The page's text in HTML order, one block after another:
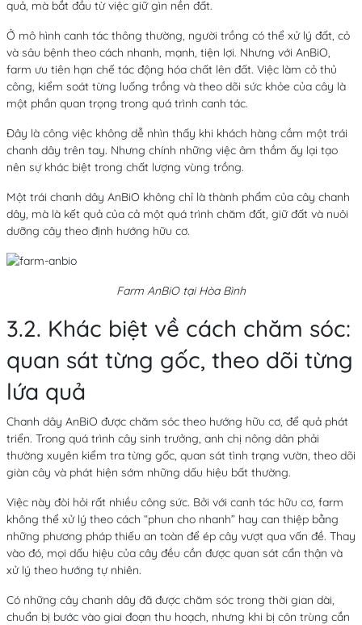
quả, mà bắt đầu từ việc giữ gìn nền đất.
Ở mô hình canh tác thông thường, người trồng có thể xử lý đất, cỏ
và sâu bệnh theo cách nhanh, mạnh, tiện lợi. Nhưng với AnBiO,
farm ưu tiên hạn chế tác động hóa chất lên đất. Việc làm cỏ thủ
công, kiểm soát từng luống trồng và theo dõi sức khỏe của cây là
một phần quan trọng trong quá trình canh tác.
Đây là công việc không dễ nhìn thấy khi khách hàng cầm một trái
chanh dây trên tay. Nhưng chính những việc âm thầm ấy lại tạo
nên sự khác biệt trong chất lượng vùng trồng.
Một trái chanh dây AnBiO không chỉ là thành phẩm của cây chanh
dây, mà là kết quả của cả một quá trình chăm đất, giữ đất và nuôi
dưỡng cây theo định hướng hữu cơ.
Farm AnBiO tại Hòa Bình
3.2. Khác biệt về cách chăm sóc:
quan sát từng gốc, theo dõi từng
lứa quả
Chanh dây AnBiO được chăm sóc theo hướng hữu cơ, để quả phát
triển. Trong quá trình cây sinh trưởng, anh chị nông dân phải
thường xuyên kiểm tra từng gốc, quan sát tình trạng vườn, theo dõi
giàn cây và phát hiện sớm những dấu hiệu bất thường.
Việc này đòi hỏi rất nhiều công sức. Bởi với canh tác hữu cơ, farm
không thể xử lý theo cách “phun cho nhanh” hay can thiệp bằng
những phương pháp thiếu an toàn để ép cây vượt qua vấn đề. Thay
vào đó, mọi dấu hiệu của cây đều cần được quan sát cẩn thận và
xử lý theo hướng tự nhiên.
Có những cây chanh dây đã được chăm sóc trong thời gian dài,
chuẩn bị bước vào giai đoạn thu hoạch, nhưng khi bị côn trùng cắn